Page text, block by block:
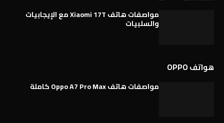
مواصفات هاتف Xiaomi 17T مع الإيجابيات
والسلبيات
هواتف OPPO
مواصفات هاتف Oppo A7 Pro Max كاملة